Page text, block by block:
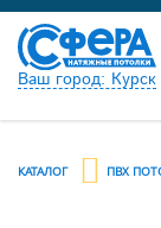
Ваш город: Курск
КАТАЛОГ ПВХ